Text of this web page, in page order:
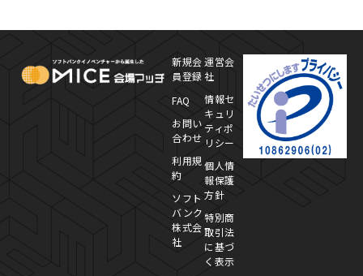
MICE Platform
新規会
員登録
FAQ
お問い
合わせ
利用規
約
ソフト
バンク
株式会
社
運営会
社
情報セ
キュリ
ティポ
リシー
個人情
報保護
方針
特別商
取引法
に基づ
く表示